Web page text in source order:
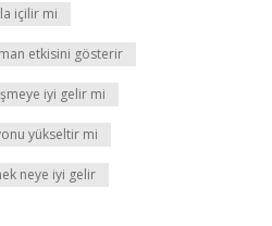
içilir mi
etkisini gösterir
iyi gelir mi
yükseltir mi
neye iyi gelir